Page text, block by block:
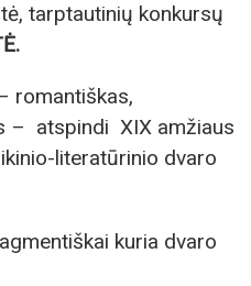
tarptautinių konkursų
romantiškas,
– atspindi XIX amžiaus
literatūrinio dvaro
kuria dvaro